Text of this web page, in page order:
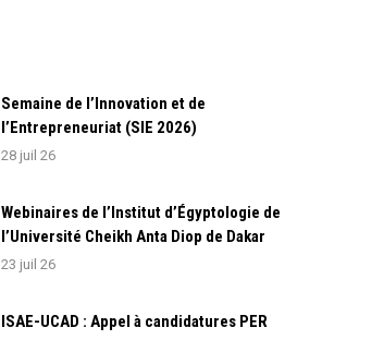
Semaine de l’Innovation et de
l’Entrepreneuriat (SIE 2026)
28 juil 26
Webinaires de l’Institut d’Égyptologie de
l’Université Cheikh Anta Diop de Dakar
23 juil 26
ISAE-UCAD : Appel à candidatures PER